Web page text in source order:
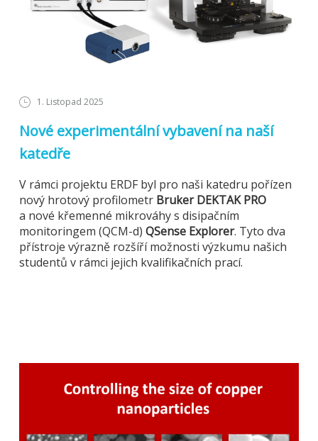
1. Listopad 2025
Nové experimentální vybavení na naší
katedře
V rámci projektu ERDF byl pro naši katedru pořízen
nový hrotový profilometr Bruker DEKTAK PRO
a nové křemenné mikrováhy s disipačním
monitoringem (QCM-d) QSense Explorer. Tyto dva
přístroje výrazně rozšíří možnosti výzkumu našich
studentů v rámci jejich kvalifikačních prací.